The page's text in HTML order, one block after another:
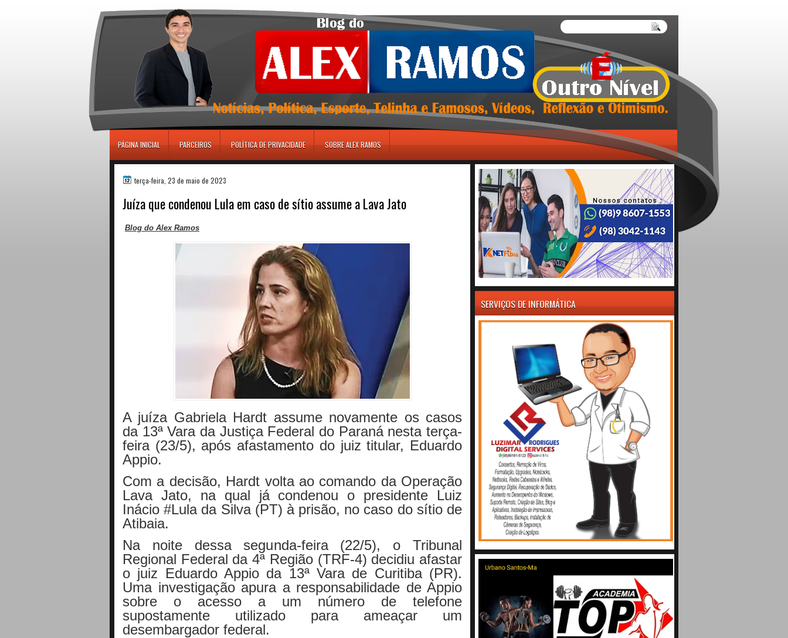
PÁGINA INICIAL PARCEIROS POLÍTICA DE PRIVACIDADE SOBRE ALEX RAMOS
terça-feira, 23 de maio de 2023
Juíza que condenou Lula em caso de sítio assume a Lava Jato
Blog do Alex Ramos
A juíza Gabriela Hardt assume novamente os casos
da 13ª Vara da Justiça Federal do Paraná nesta terça-
feira (23/5), após afastamento do juiz titular, Eduardo
Appio.
Com a decisão, Hardt volta ao comando da Operação
Lava Jato, na qual já condenou o presidente Luiz
Inácio #Lula da Silva (PT) à prisão, no caso do sítio de
Atibaia.
Na noite dessa segunda-feira (22/5), o Tribunal
Regional Federal da 4ª Região (TRF-4) decidiu afastar
o juiz Eduardo Appio da 13ª Vara de Curitiba (PR).
Uma investigação apura a responsabilidade de Appio
sobre o acesso a um número de telefone
supostamente utilizado para ameaçar um
desembargador federal.
SERVIÇOS DE INFORMÁTICA